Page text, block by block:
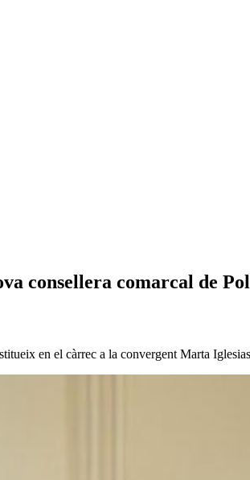
consellera comarcal de
en el càrrec a la convergent Marta Iglesias